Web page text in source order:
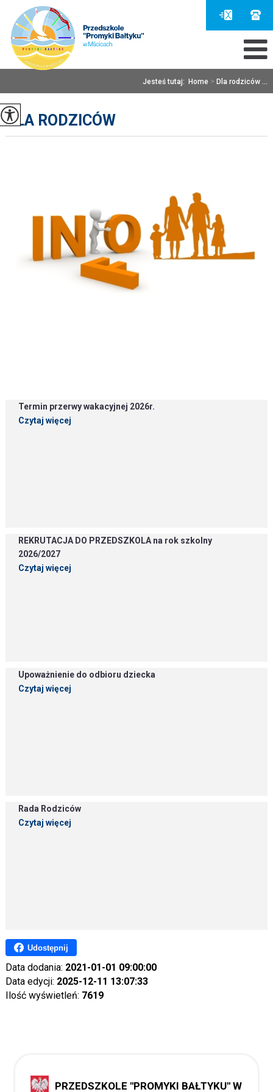
Jesteś tutaj: Home > Dla rodziców ...
DLA RODZICÓW
Termin przerwy wakacyjnej 2026r.
Czytaj więcej
REKRUTACJA DO PRZEDSZKOLA na rok szkolny
2026/2027
Czytaj więcej
Upoważnienie do odbioru dziecka
Czytaj więcej
Rada Rodziców
Czytaj więcej
Udostępnij
Data dodania: 2021-01-01 09:00:00
Data edycji: 2025-12-11 13:07:33
Ilość wyświetleń: 7619
PRZEDSZKOLE ''PROMYKI BAŁTYKU'' W